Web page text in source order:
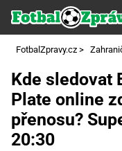
FotbalZpravy.cz >
Kde sledovat
Plate online
přenosu?
20:30